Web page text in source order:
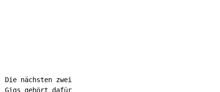
Die nächsten zwei
Gigs gehört dafür